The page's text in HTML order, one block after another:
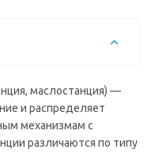
маслостанция) —
и распределяет
механизмам с
различаются по типу